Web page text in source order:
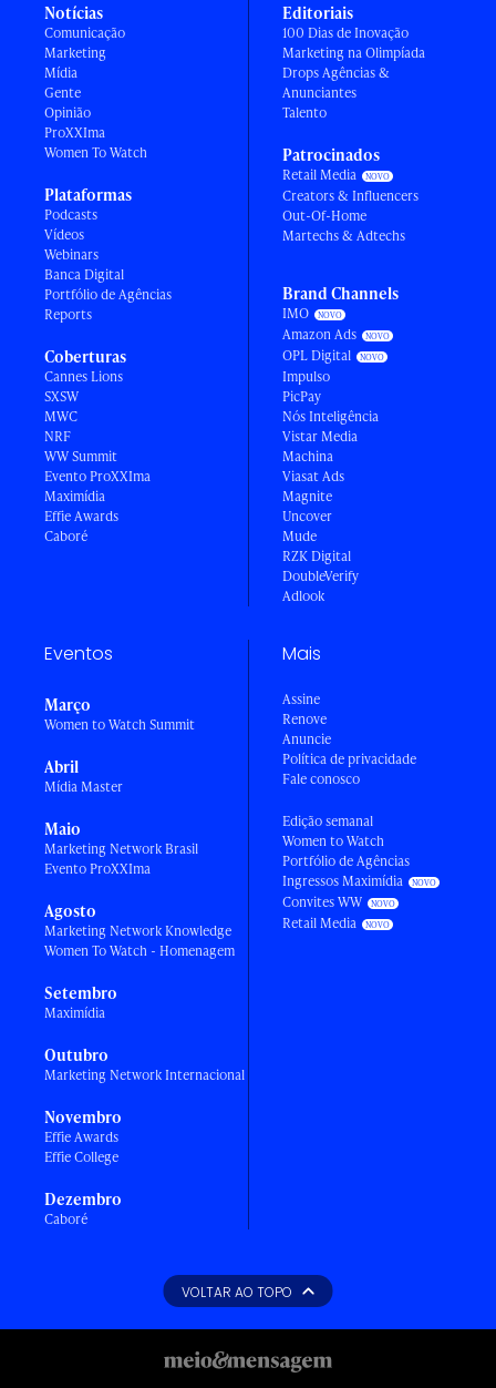
Notícias
Comunicação
Marketing
Mídia
Gente
Opinião
ProXXIma
Women To Watch
Plataformas
Podcasts
Vídeos
Webinars
Banca Digital
Portfólio de Agências
Reports
Coberturas
Cannes Lions
SXSW
MWC
NRF
WW Summit
Evento ProXXIma
Maximídia
Effie Awards
Caboré
Editoriais
100 Dias de Inovação
Marketing na Olimpíada
Drops Agências &
Anunciantes
Talento
Patrocinados
Retail Media
Creators & Influencers
Out-Of-Home
Martechs & Adtechs
Brand Channels
IMO
Amazon Ads
OPL Digital
Impulso
PicPay
Nós Inteligência
Vistar Media
Machina
Viasat Ads
Magnite
Uncover
Mude
RZK Digital
DoubleVerify
Adlook
Eventos
Março
Women to Watch Summit
Abril
Mídia Master
Maio
Marketing Network Brasil
Evento ProXXIma
Agosto
Marketing Network Knowledge
Women To Watch - Homenagem
Setembro
Maximídia
Outubro
Marketing Network Internacional
Novembro
Effie Awards
Effie College
Dezembro
Caboré
Mais
Assine
Renove
Anuncie
Política de privacidade
Fale conosco
Edição semanal
Women to Watch
Portfólio de Agências
Ingressos Maximídia
Convites WW
Retail Media
VOLTAR AO TOPO